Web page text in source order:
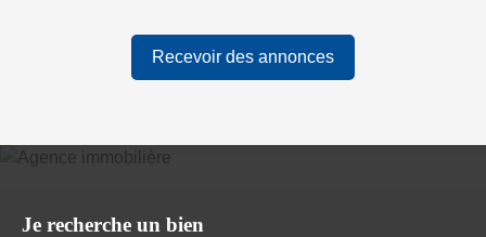
Recevoir des annonces
Je recherche un bien